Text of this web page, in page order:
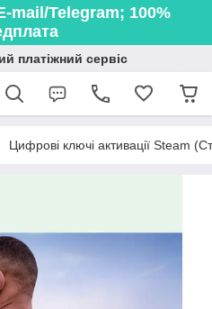
mail/Telegram; 100%
платіжний сервіс
Цифрові ключі активації Steam